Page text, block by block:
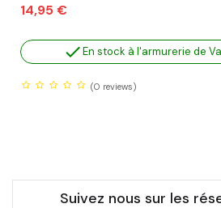
Prix
14,95 €
En stock à l'armurerie de
(0 reviews)
Suivez nous sur les